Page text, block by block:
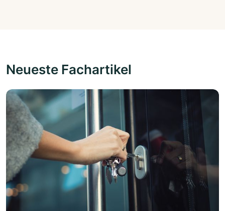
Neueste Fachartikel